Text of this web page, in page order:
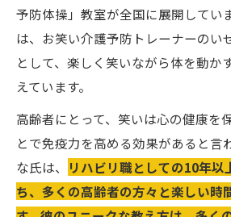
予防体操」教室が全国に展開してい
は、お笑い介護予防トレーナーのい
として、楽しく笑いながら体を動か
えています。
高齢者にとって、笑いは心の健康を
とで免疫力を高める効果があると言
な氏は、
リハビリ職としての10年以
ち、多くの高齢者の方々と楽しい時